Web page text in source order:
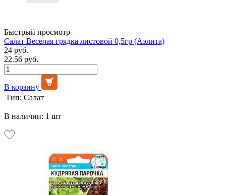
Быстрый просмотр
Салат Веселая грядка листовой 0,5гр (Аэлита)
24 руб.
22.56 руб.
В корзину
Тип: Салат
В наличии: 1 шт